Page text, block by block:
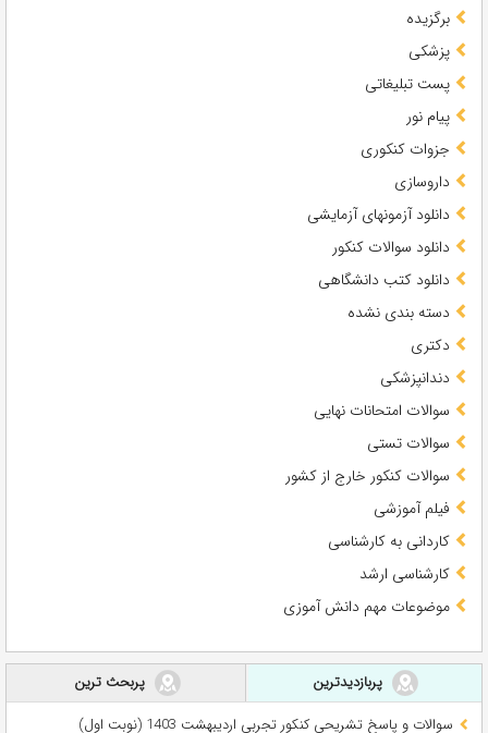
برگزیده
پزشکی
پست تبلیغاتی
پیام نور
جزوات کنکوری
داروسازی
دانلود آزمونهای آزمایشی
دانلود سوالات کنکور
دانلود کتب دانشگاهی
دسته بندی نشده
دکتری
دندانپزشکی
سوالات امتحانات نهایی
سوالات تستی
سوالات کنکور خارج از کشور
فیلم آموزشی
کاردانی به کارشناسی
کارشناسی ارشد
موضوعات مهم دانش آموزی
پربازدیدترین
پربحث ترین
سوالات و پاسخ تشریحی کنکور تجربی اردیبهشت 1403 (نوبت اول)